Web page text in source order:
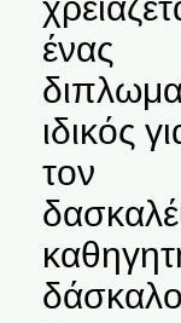
ένας
ιδικός
τον